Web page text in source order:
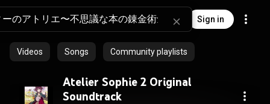
Sign in
Videos Songs Community playlists
Atelier Sophie 2 Original
Soundtrack